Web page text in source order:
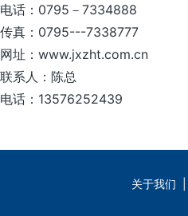
电话：0795－7334888
传真：0795---7338777
网址：www.jxzht.com.cn
联系人：陈总
电话：13576252439
关于我们